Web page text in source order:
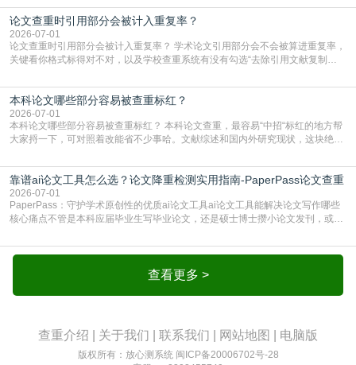
真的太亏。提前做AIGC检测，已经成了很多过来人交稿前必做的一步。为什么
AIGC检测成了论文答辩投稿前的必备项？可能还有不少人觉得，我就用AI搭了个
框架，内容都是自己写的，至于做AIG
论文查重时引用部分会被计入重复率？
2026-07-01
论文查重时引用部分会被计入重复率？ 学术论文引用部分会不会被算进重复率，
关键看你格式标得对不对，以及学校查重系统有没有勾选“去除引用文献复制
独占一行，每条文献用[1][2]方括号编号、与正文一一对应，著录项符合GB/T
7714（作者、题名、刊名、年、卷期、页码齐全，标点用半角）；查重系统识别
成功后通常把这段标为引用，
本科论文哪些部分容易被查重标红？
2026-07-01
本科论文哪些部分容易被查重标红？ 本科论文查重，最容易“中招“标红的地方帮
大家捋一下，可对照着改能省不少事哈。文献综述和国内外研究现状，这块绝对
乎一模一样的话，你要是直接复制百度百科、教材或别人写好的综述段落，系统
一抓一个准，整段飘红。研究背景、意义和方法描述也是不可避免，比如“本文采
用问卷调查法““运用SPSS软件进行数据分
靠谱ai论文工具怎么选？论文降重检测实用指南-PaperPass论文查重
2026-07-01
PaperPass：守护学术原创性的优质ai论文工具ai论文工具能解决论文写作哪些
核心痛点不管是本科应届毕业生写毕业论文，还是硕士博士攒小论文发刊，或是
自己逐句读逐句改，熬好几个大夜不说，还经常改不到点上，交上去才发现重复
率超标，再返工太折腾。现在有了成熟的ai论文工具，这些痛点基本都能高效解
决。靠谱的ai论文工具，不止能帮你梳查看更多 >
查重介绍 关于我们 联系我们 网站地图 电脑版
版权所有：放心测系统 闽ICP备20006702号-28